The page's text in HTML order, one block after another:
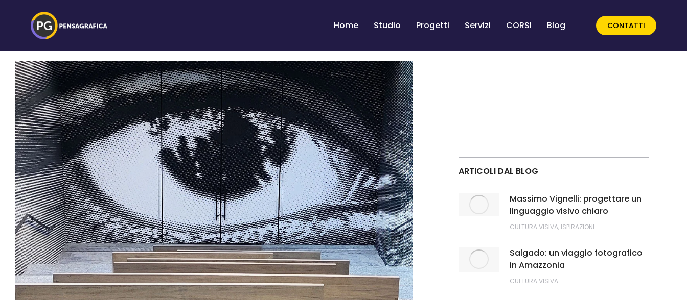
Home Studio Progetti Servizi CORSI Blog CONTATTI
ARTICOLI DAL BLOG
Massimo Vignelli: progettare un
linguaggio visivo chiaro
CULTURA VISIVA, ISPIRAZIONI
Salgado: un viaggio fotografico
in Amazzonia
CULTURA VISIVA